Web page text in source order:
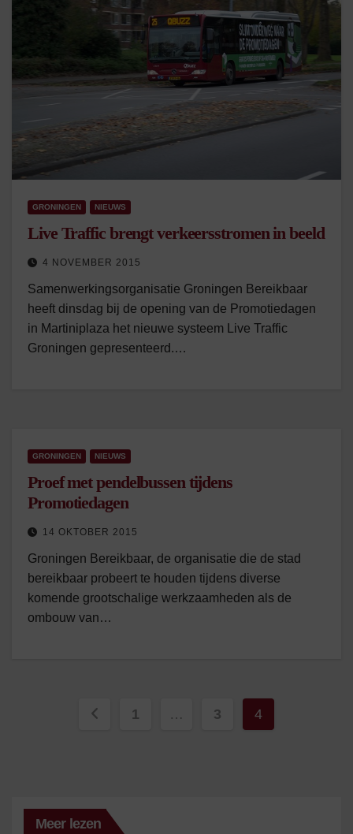
GRONINGEN NIEUWS
Live Traffic brengt verkeersstromen in beeld
4 NOVEMBER 2015
Samenwerkingsorganisatie Groningen Bereikbaar
heeft dinsdag bij de opening van de Promotiedagen
in Martiniplaza het nieuwe systeem Live Traffic
Groningen gepresenteerd.…
GRONINGEN NIEUWS
Proef met pendelbussen tijdens
Promotiedagen
14 OKTOBER 2015
Groningen Bereikbaar, de organisatie die de stad
bereikbaar probeert te houden tijdens diverse
komende grootschalige werkzaamheden als de
ombouw van…
Berichten
1 … 3 4
Meer lezen